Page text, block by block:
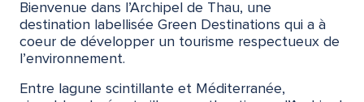
Bienvenue dans l’Archipel de Thau, une
destination labellisée Green Destinations qui a à
coeur de développer un tourisme respectueux de
l’environnement.
Entre lagune scintillante et Méditerranée,